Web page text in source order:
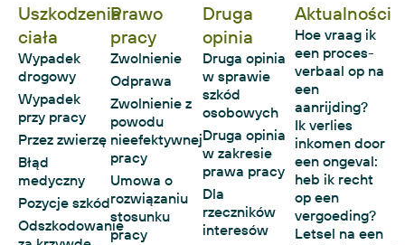
Uszkodzenia
ciała
Wypadek
drogowy
Wypadek
przy pracy
Przez zwierzę
Błąd
medyczny
Pozycje szkód
Odszkodowanie
Prawo
pracy
Zwolnienie
Odprawa
Zwolnienie z
powodu
nieefektywnej
pracy
Umowa o
rozwiązaniu
stosunku
pracy
Druga
opinia
Druga opinia
w sprawie
szkód
osobowych
Druga opinia
w zakresie
prawa pracy
Dla
rzeczników
interesów
Aktualności
Hoe vraag ik
een proces-
verbaal op na
een
aanrijding?
Ik verlies
inkomen door
een ongeval:
heb ik recht
op een
vergoeding?
Letsel na een